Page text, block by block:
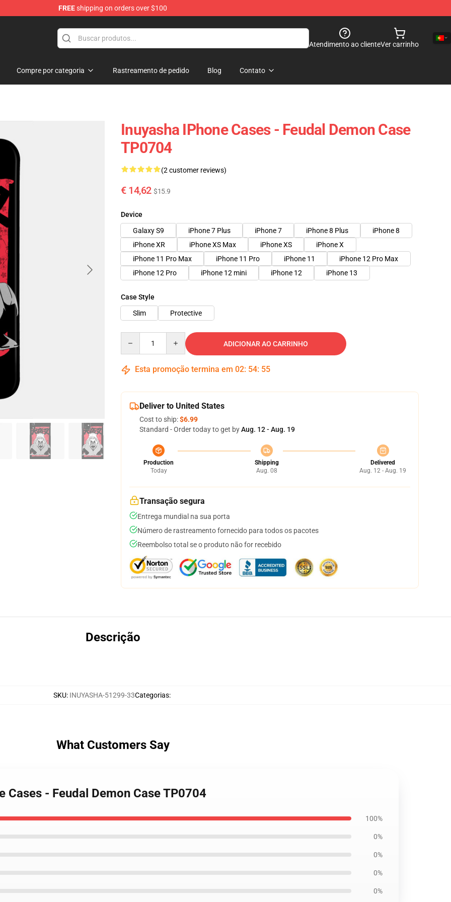
FREEshipping on orders over $100
Atendimento ao clienteVer carrinho
Compre por categoria Rastreamento de pedido Blog Contato
Inuyasha IPhone Cases - Feudal Demon Case
TP0704
(2 customer reviews)
€ 14,62 $15.9
Device
Galaxy S9
iPhone 7 Plus iPhone 7 iPhone 8 Plus
iPhone 8
iPhone XR
iPhone XS Max iPhone XS
iPhone X
iPhone 11 Pro Max
iPhone 11 Pro iPhone 11
iPhone 12 Pro Max
iPhone 12 Pro
iPhone 12 mini iPhone 12 iPhone 13
Case Style
Slim
Protective
ADICIONAR AO CARRINHO
Esta promoção termina em 02: 54: 54
Deliver to United States
Cost to ship:$6.99
Standard - Order today to get byAug. 12 - Aug. 19
Production
Today
Shipping
Aug. 08
Delivered
Aug. 12 - Aug. 19
Transação segura
Entrega mundial na sua porta
Número de rastreamento fornecido para todos os pacotes
Reembolso total se o produto não for recebido
Descrição
SKU: INUYASHA-51299-33Categorias:
What Customers Say
Cases - Feudal Demon Case TP0704
100%
0%
0%
0%
0%